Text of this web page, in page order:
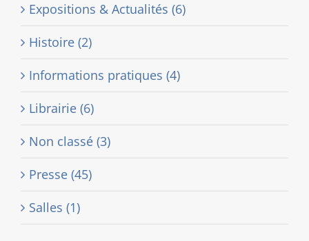
Expositions & Actualités (6)
Histoire (2)
Informations pratiques (4)
Librairie (6)
Non classé (3)
Presse (45)
Salles (1)